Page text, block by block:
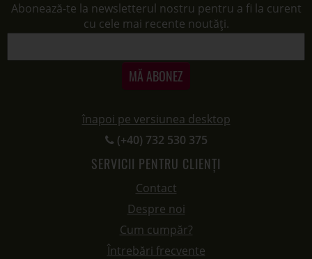
Abonează-te la newsletterul nostru pentru a fi la curent
cu cele mai recente noutăți.
MĂ ABONEZ
înapoi pe versiunea desktop
(+40) 732 530 375
SERVICII PENTRU CLIENȚI
Contact
Despre noi
Cum cumpăr?
Întrebări frecvente